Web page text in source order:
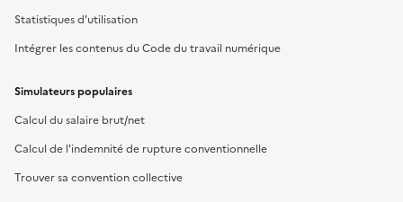
Statistiques d'utilisation
Intégrer les contenus du Code du travail numérique
Simulateurs populaires
Calcul du salaire brut/net
Calcul de l'indemnité de rupture conventionnelle
Trouver sa convention collective